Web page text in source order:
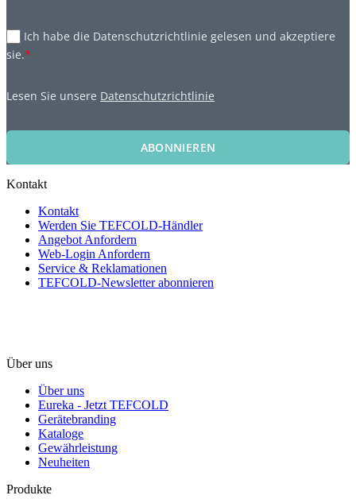
Ich habe die Datenschutzrichtlinie gelesen und akzeptiere
sie.*
Lesen Sie unsere Datenschutzrichtlinie
ABONNIEREN
Kontakt
Kontakt
Werden Sie TEFCOLD-Händler
Angebot Anfordern
Web-Login Anfordern
Service & Reklamationen
TEFCOLD-Newsletter abonnieren
Über uns
Über uns
Eureka - Jetzt TEFCOLD
Gerätebranding
Kataloge
Gewährleistung
Neuheiten
Produkte